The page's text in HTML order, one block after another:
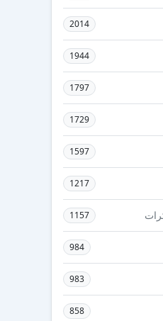
2014
1944
1797
1729
1597
1217
1157
984
983
858